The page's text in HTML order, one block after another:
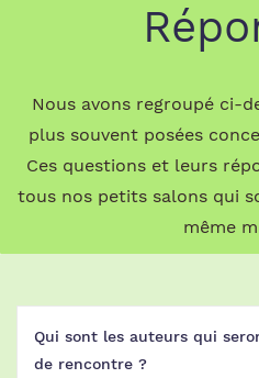
Nous avons regroupé ci-
plus souvent posées
Ces questions et leurs
tous nos petits salons qui
même
Qui sont les auteurs qui
de rencontre ?